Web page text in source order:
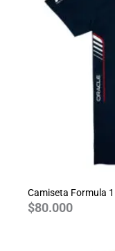
Camiseta Formula
$80.000